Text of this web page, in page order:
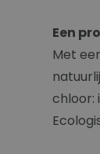
Een
Met
chloor: